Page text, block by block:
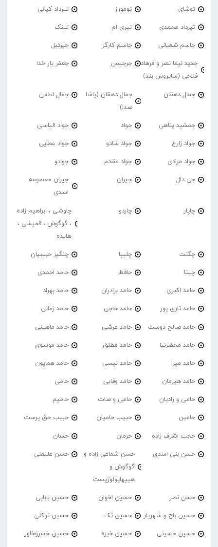
توشای تومورز تیرداد کیانی
تیرداد محمدی تیری ام تینک
جاسم شعبانی جاسم کارگر جبرئیل
جدید نیما نصر و فرهاد
فلاحی (سایروس بند)
جرجیس جعفر یار خدا
جمال دهقان
جمال دهقان (پاشا
صدا)
جمال لطفی
جمشید پناهی جواد جواد الیاسی
جواد زارع جواد شادو جواد عطایی
جواد مرادی جواد مقدم جوادو
جی دال جیران
جیران معصومه
اسدی
چاپار چاردو
چاوشی ، ابراهیم زاده
، گوگوش ، قمیشی ،
هایده
چگنت چلیپا چنگیز حبیبیان
چیتا حافظ حامد احمدی
حامد اکبری حامد برادران حامد بهراد
حامد تاری پور حامد حاجی حامد زمانی
حامد صالح دوست حامد عرشی حامد ماهینی
حامد محضرنیا حامد مطلق حامد موسوی
حامد میرا حامد نیسی حامد همایون
حامد هیرمان حامد وفایی حامی
حامی و رادیان حامی و صات حامیم
حامین حبیب حامیان حبیب حق پرست
حجت اشرف زاده حرمان حسان
حسن بنی اسدی
حسن شماعی زاده و
گوگوش و
هیپهاپولوژیست
حسن علیقلی
حسن نصر حسین اخوان حسین بابایی
حسین باج و شهریار حسین تک حسین توکلی
حسین حسینی حسین خبره حسین خسروخاور